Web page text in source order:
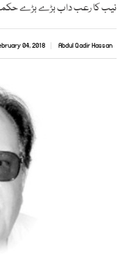
نیب کا رعب داب بڑے بڑے
Abdul Qadir Hassan
04, 2018